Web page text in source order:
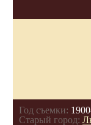
Год съемки:
Старый город: